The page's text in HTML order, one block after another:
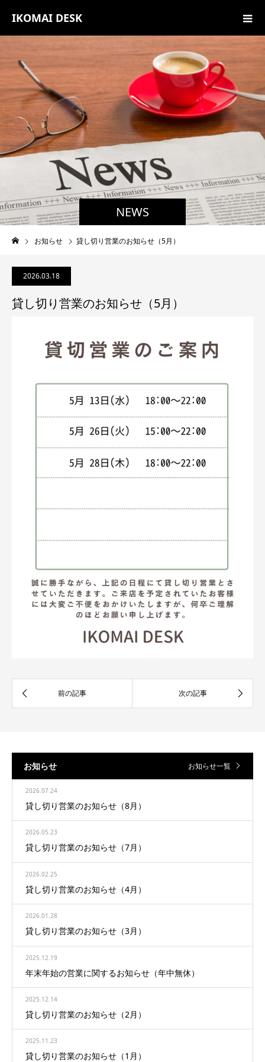
IKOMAI DESK
NEWS
お知らせ 貸し切り営業のお知らせ（5月）
2026.03.18
貸し切り営業のお知らせ（5月）
お知らせ お知らせ一覧
2026.07.24
貸し切り営業のお知らせ（8月）
2026.05.23
貸し切り営業のお知らせ（7月）
2026.02.25
貸し切り営業のお知らせ（4月）
2026.01.28
貸し切り営業のお知らせ（3月）
2025.12.19
年末年始の営業に関するお知らせ（年中無休）
2025.12.14
貸し切り営業のお知らせ（2月）
2025.11.23
貸し切り営業のお知らせ（1月）